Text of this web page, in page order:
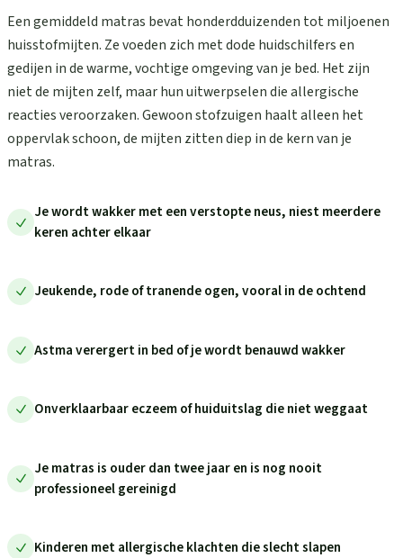
Een gemiddeld matras bevat honderdduizenden tot miljoenen
huisstofmijten. Ze voeden zich met dode huidschilfers en
gedijen in de warme, vochtige omgeving van je bed. Het zijn
niet de mijten zelf, maar hun uitwerpselen die allergische
reacties veroorzaken. Gewoon stofzuigen haalt alleen het
oppervlak schoon, de mijten zitten diep in de kern van je
matras.
Je wordt wakker met een verstopte neus, niest meerdere
keren achter elkaar
Jeukende, rode of tranende ogen, vooral in de ochtend
Astma verergert in bed of je wordt benauwd wakker
Onverklaarbaar eczeem of huiduitslag die niet weggaat
Je matras is ouder dan twee jaar en is nog nooit
professioneel gereinigd
Kinderen met allergische klachten die slecht slapen